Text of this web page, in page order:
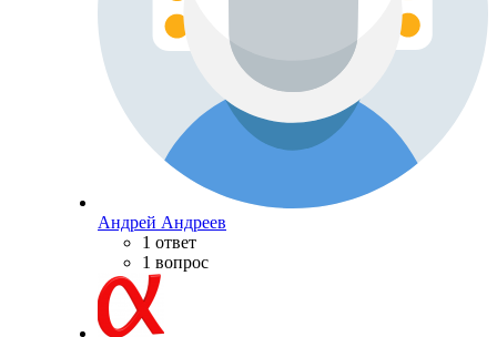
Андрей Андреев
1 ответ
1 вопрос